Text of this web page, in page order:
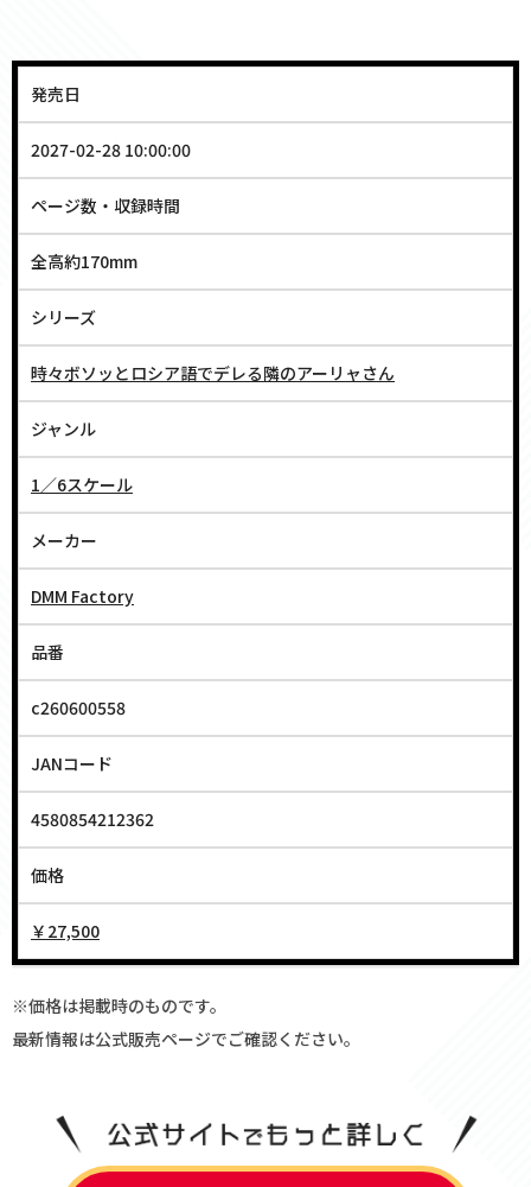
発売日
2027-02-28 10:00:00
ページ数・収録時間
全高約170mm
シリーズ
時々ボソッとロシア語でデレる隣のアーリャさん
ジャンル
1／6スケール
メーカー
DMM Factory
品番
c260600558
JANコード
4580854212362
価格
￥27,500
※価格は掲載時のものです。
最新情報は公式販売ページでご確認ください。